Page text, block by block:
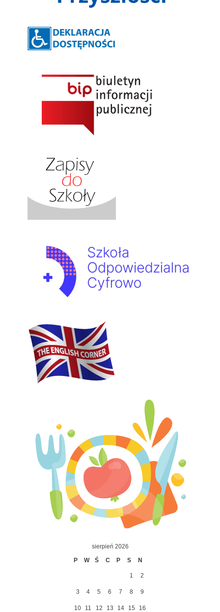
sierpień 2026
P
W Ś C P S N
1 2
3 4 5 6 7 8 9
10 11 12 13 14 15 16